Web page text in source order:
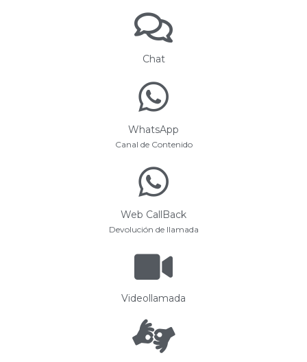
Chat
WhatsApp
Canal de Contenido
Web CallBack
Devolución de llamada
Videollamada